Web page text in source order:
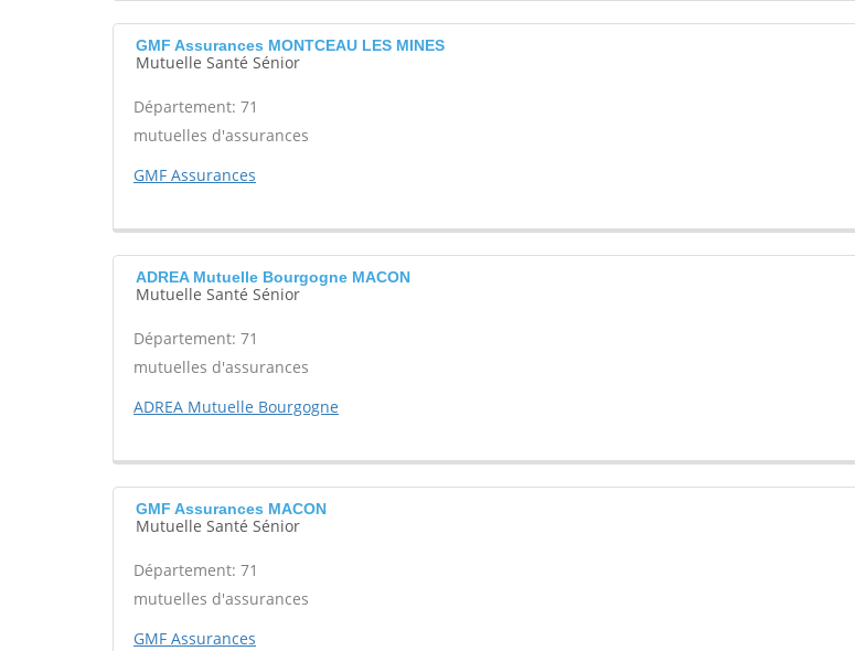
GMF Assurances MONTCEAU LES MINES
Mutuelle Santé Sénior
Département: 71
mutuelles d'assurances
GMF Assurances
ADREA Mutuelle Bourgogne MACON
Mutuelle Santé Sénior
Département: 71
mutuelles d'assurances
ADREA Mutuelle Bourgogne
GMF Assurances MACON
Mutuelle Santé Sénior
Département: 71
mutuelles d'assurances
GMF Assurances